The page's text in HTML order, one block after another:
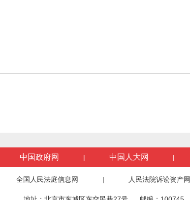
中国政府网 | 中国人大网 |
全国人民法庭信息网 | 人民法院诉讼资产网